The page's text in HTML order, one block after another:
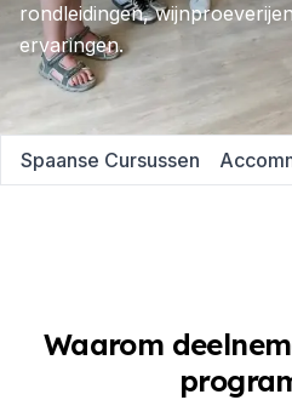
rondleidingen,
ervaringen.
Spaanse Cursussen
Waarom